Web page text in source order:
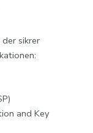
sikrer
and Key